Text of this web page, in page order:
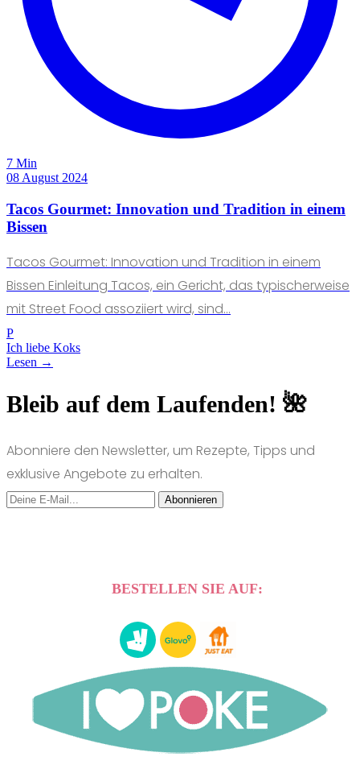
7 Min
08 August 2024
Tacos Gourmet: Innovation und Tradition in einem
Bissen
Tacos Gourmet: Innovation und Tradition in einem
Bissen Einleitung Tacos, ein Gericht, das typischerweise
mit Street Food assoziiert wird, sind...
P
Ich liebe Koks
Lesen →
Bleib auf dem Laufenden! 🌺
Abonniere den Newsletter, um Rezepte, Tipps und
exklusive Angebote zu erhalten.
Abonnieren
BESTELLEN SIE AUF: